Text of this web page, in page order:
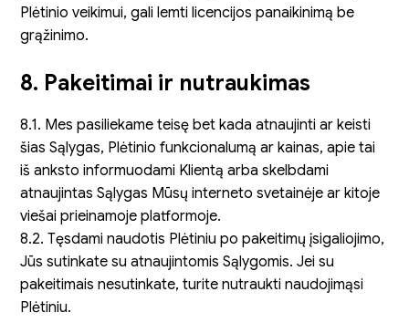
Plėtinio veikimui, gali lemti licencijos panaikinimą be
grąžinimo.
8. Pakeitimai ir nutraukimas
8.1. Mes pasiliekame teisę bet kada atnaujinti ar keisti
šias Sąlygas, Plėtinio funkcionalumą ar kainas, apie tai
iš anksto informuodami Klientą arba skelbdami
atnaujintas Sąlygas Mūsų interneto svetainėje ar kitoje
viešai prieinamoje platformoje.
8.2. Tęsdami naudotis Plėtiniu po pakeitimų įsigaliojimo,
Jūs sutinkate su atnaujintomis Sąlygomis. Jei su
pakeitimais nesutinkate, turite nutraukti naudojimąsi
Plėtiniu.